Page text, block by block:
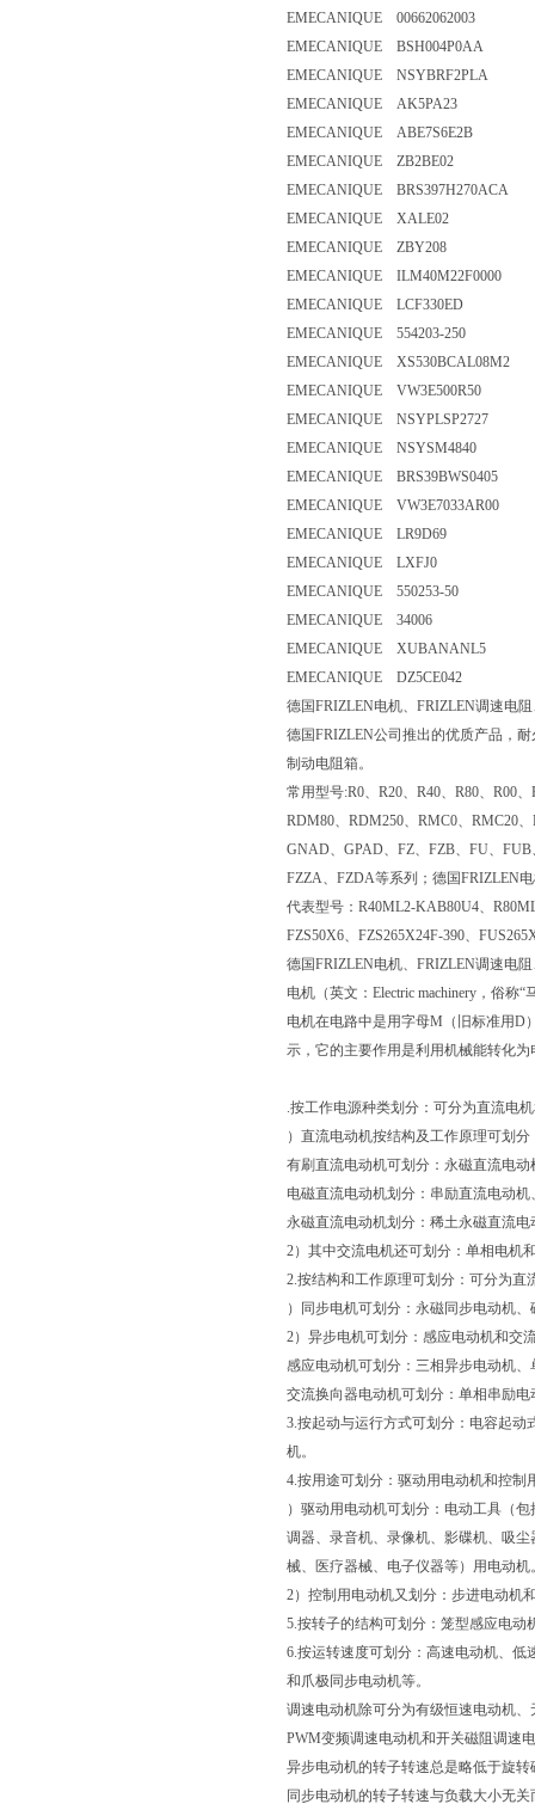
EMECANIQUE 00662062003
EMECANIQUE BSH004P0AA
EMECANIQUE NSYBRF2PLA
EMECANIQUE AK5PA23
EMECANIQUE ABE7S6E2B
EMECANIQUE ZB2BE02
EMECANIQUE BRS397H270ACA
EMECANIQUE XALE02
EMECANIQUE ZBY208
EMECANIQUE ILM40M22F0000
EMECANIQUE LCF330ED
EMECANIQUE 554203-250
EMECANIQUE XS530BCAL08M2
EMECANIQUE VW3E500R50
EMECANIQUE NSYPLSP2727
EMECANIQUE NSYSM4840
EMECANIQUE BRS39BWS0405
EMECANIQUE VW3E7033AR00
EMECANIQUE LR9D69
EMECANIQUE LXFJ0
EMECANIQUE 550253-50
EMECANIQUE 34006
EMECANIQUE XUBANANL5
EMECANIQUE DZ5CE042
德国FRIZLEN电机、FRIZLEN调速电
德国FRIZLEN公司推出的优质产品，
制动电阻箱。
常用型号:R0、R20、R40、R80、R00
RDM80、RDM250、RMC0、RMC20
GNAD、GPAD、FZ、FZB、FU、
FZZA、FZDA等系列；德国FRIZLEN
代表型号：R40ML2-KAB80U4、
FZS50X6、FZS265X24F-390、
德国FRIZLEN电机、FRIZLEN调速
电机（英文：Electric machinery，俗
电机在电路中是用字母M（旧标准用D
示，它的主要作用是利用机械能转化为
.按工作电源种类划分：可分为直流电
）直流电动机按结构及工作原理可划
有刷直流电动机可划分：永磁直流电
电磁直流电动机划分：串励直流电动
永磁直流电动机划分：稀土永磁直流
2）其中交流电机还可划分：单相电机
2.按结构和工作原理可划分：可分为
）同步电机可划分：永磁同步电动机
2）异步电机可划分：感应电动机和交
感应电动机可划分：三相异步电动机
交流换向器电动机可划分：单相串励
3.按起动与运行方式可划分：电容起
机。
4.按用途可划分：驱动用电动机和控制
）驱动用电动机可划分：电动工具（
调器、录音机、录像机、影碟机、吸
械、医疗器械、电子仪器等）用电动机
2）控制用电动机又划分：步进电动机
5.按转子的结构可划分：笼型感应电
6.按运转速度可划分：高速电动机、
和爪极同步电动机等。
调速电动机除可分为有级恒速电动机
PWM变频调速电动机和开关磁阻调速
异步电动机的转子转速总是略低于旋
同步电动机的转子转速与负载大